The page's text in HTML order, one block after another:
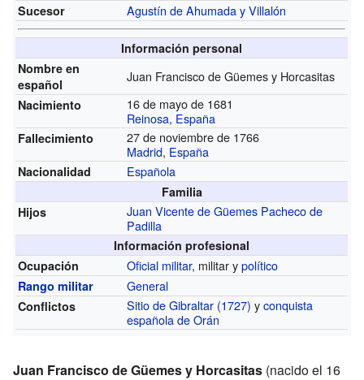
Sucesor Agustín de Ahumada y Villalón
Información personal
Nombre en
español
Juan Francisco de Güemes y Horcasitas
Nacimiento
16 de mayo de 1681
Reinosa, España
Fallecimiento
27 de noviembre de 1766
Madrid, España
Nacionalidad Española
Familia
Hijos
Juan Vicente de Güemes Pacheco de
Padilla
Información profesional
Ocupación
Oficial militar, militar ypolítico
Rango militar General
Conflictos Sitio de Gibraltar (1727) yconquista
española de Orán
Juan Francisco de Güemes y Horcasitas (nacido el 16